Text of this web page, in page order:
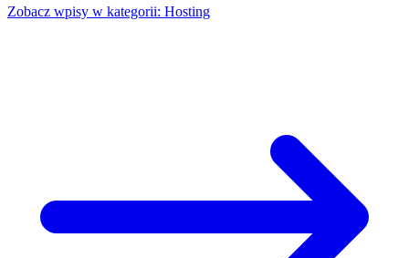
Zobacz wpisy w kategorii: Hosting